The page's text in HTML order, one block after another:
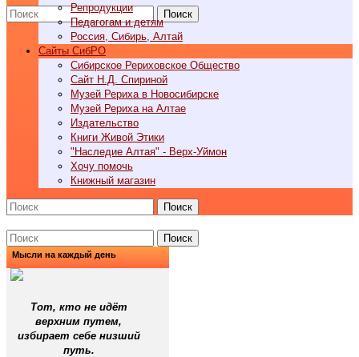
Поиск
Репродукции
Педагогам и детям
Россия, Сибирь, Алтай
Cайты СибРО
Сибирское Рериховское Общество
Сайт Н.Д. Спириной
Музей Рериха в Новосибирске
Музей Рериха на Алтае
Издательство
Книги Живой Этики
"Наследие Алтая" - Верх-Уймон
Хочу помочь
Книжный магазин
Поиск
Поиск
Мысли на каждый день
Тот, кто не идёт
верхним путем,
избирает себе низший
путь.